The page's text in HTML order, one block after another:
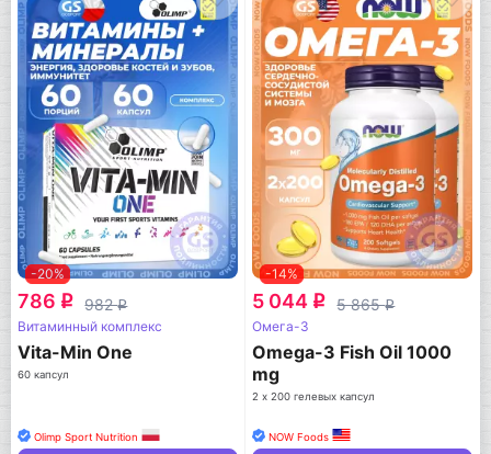
-20%
786 q 982q
Витаминный комплекс
Vita-Min One
60 капсул
Olimp Sport Nutrition
-14%
5 044 q 5 865q
Омега-3
Omega-3 Fish Oil 1000
mg
2 х 200 гелевых капсул
NOW Foods